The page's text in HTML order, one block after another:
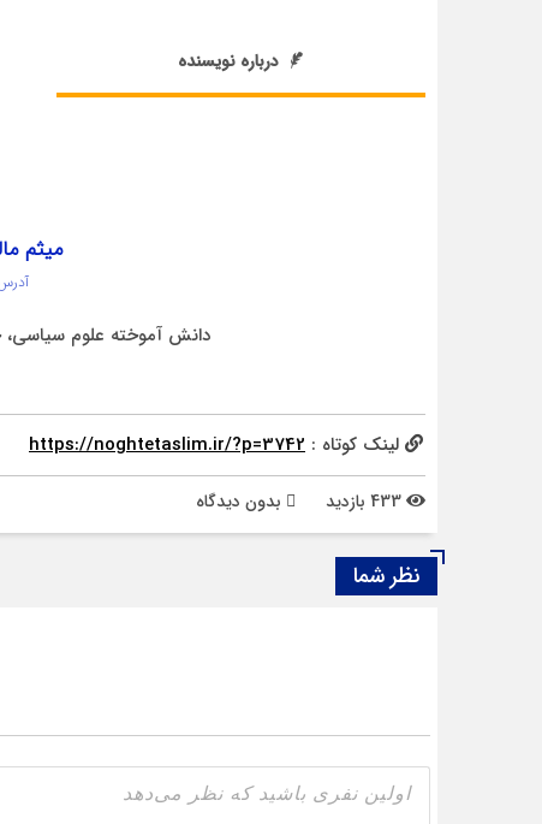
درباره نویسنده
میثم
دانش آموخته علوم سیاسی،
لینک کوتاه : https://noghtetaslim.ir/?p=3742
بدون دیدگاه
نظر شما